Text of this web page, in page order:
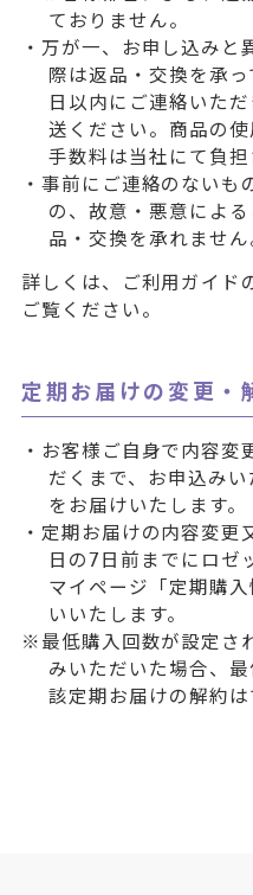
ておりません。
・万が一、お申し込み
際は返品・交換を承
日以内にご連絡いた
送ください。商品の
手数料は当社にて負担
・事前にご連絡のないも
の、故意・悪意によ
品・交換を承れません
詳しくは、ご利用ガイド
ご覧ください。
定期お届けの変更・
・お客様ご自身で内容
だくまで、お申込み
をお届けいたします。
・定期お届けの内容変
日の7日前までにロゼ
マイページ「定期購
いいたします。
※最低購入回数が設定さ
みいただいた場合、
該定期お届けの解約は